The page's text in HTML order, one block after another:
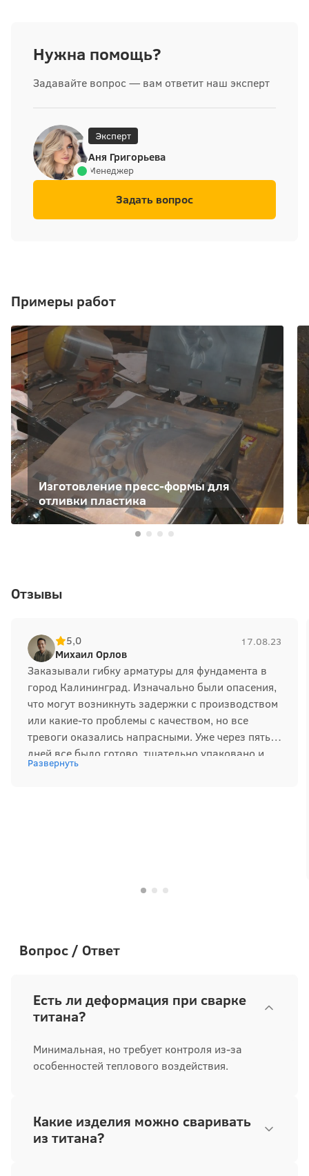
Нужна помощь?
Задавайте вопрос — вам ответит наш эксперт
Эксперт
Аня Григорьева
Менеджер
Задать вопрос
Примеры работ
Изготовление пресс-формы для
отливки пластика
Отзывы
5,0
Михаил Орлов
17.08.23
Заказывали гибку арматуры для фундамента в
город Калининград. Изначально были опасения,
что могут возникнуть задержки с производством
или какие-то проблемы с качеством, но все
тревоги оказались напрасными. Уже через пять
дней все было готово, тщательно упаковано и
доставлено в целости и сохранности. Очень
Развернуть
Вопрос / Ответ
Есть ли деформация при сварке
титана?
Минимальная, но требует контроля из-за
особенностей теплового воздействия.
Какие изделия можно сваривать
из титана?